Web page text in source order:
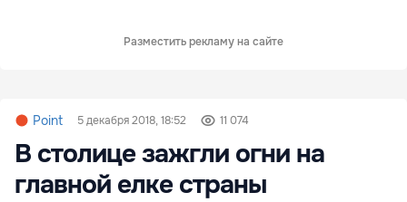
Разместить рекламу на сайте
Point 5 декабря 2018, 18:52 11 074
В столице зажгли огни на
главной елке страны